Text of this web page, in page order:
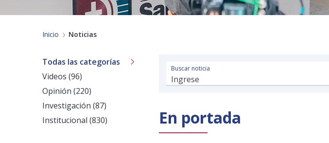
Inicio Noticias
Todas las categorías
Videos (96)
Opinión (220)
Investigación (87)
Institucional (830)
Buscar noticia
En portada